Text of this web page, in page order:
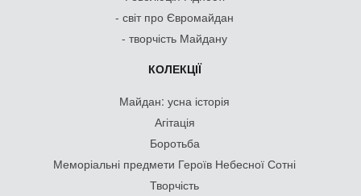
- світ про Євромайдан
- творчість Майдану
КОЛЕКЦІЇ
Майдан: усна історія
Агітація
Боротьба
Меморіальні предмети Героїв Небесної Сотні
Творчість